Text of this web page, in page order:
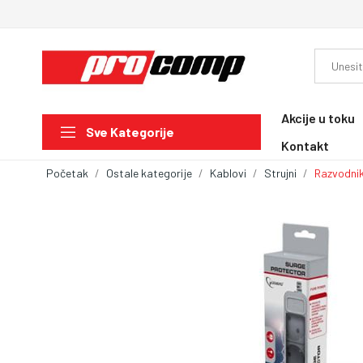
Sve Kategorije
Akcije u toku
Kontakt
Početak Ostale kategorije Kablovi Strujni